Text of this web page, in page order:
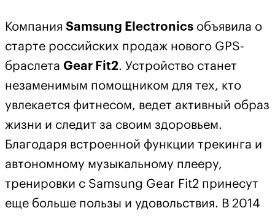
Компания Samsung Electronics объявила о
старте российских продаж нового GPS-
браслета Gear Fit2. Устройство станет
незаменимым помощником для тех, кто
увлекается фитнесом, ведет активный образ
жизни и следит за своим здоровьем.
Благодаря встроенной функции трекинга и
автономному музыкальному плееру,
тренировки с Samsung Gear Fit2 принесут
еще больше пользы и удовольствия. В 2014